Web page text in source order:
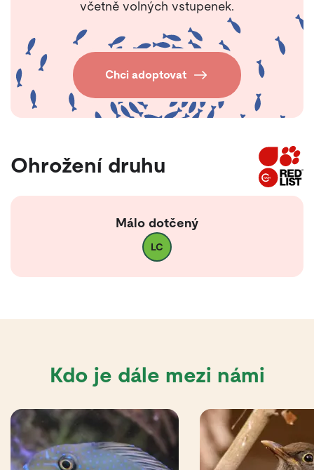
včetně volných vstupenek.
Chci adoptovat
Ohrožení druhu
Málo dotčený
LC
Kdo je dále mezi námi